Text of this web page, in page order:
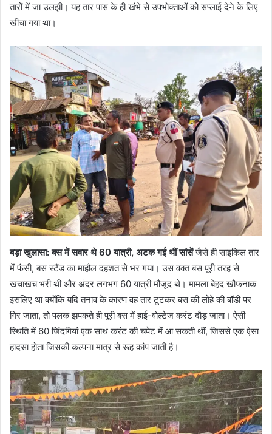
तारों में जा उलझी। यह तार पास के ही खंभे से उपभोक्ताओं को सप्लाई देने के लिए
खींचा गया था।
बड़ा खुलासा: बस में सवार थे 60 यात्री, अटक गई थीं सांसेंजैसे ही साइकिल तार
में फंसी, बस स्टैंड का माहौल दहशत से भर गया। उस वक्त बस पूरी तरह से
खचाखच भरी थी और अंदर लगभग 60 यात्री मौजूद थे। मामला बेहद खौफनाक
इसलिए था क्योंकि यदि तनाव के कारण वह तार टूटकर बस की लोहे की बॉडी पर
गिर जाता, तो पलक झपकते ही पूरी बस में हाई-वोल्टेज करंट दौड़ जाता। ऐसी
स्थिति में 60 जिंदगियां एक साथ करंट की चपेट में आ सकती थीं, जिससे एक ऐसा
हादसा होता जिसकी कल्पना मात्र से रूह कांप जाती है।